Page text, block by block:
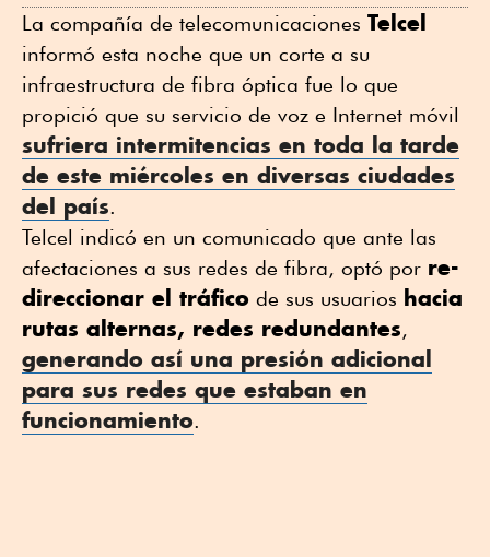
La compañía de telecomunicaciones Telcel
informó esta noche que un corte a su
infraestructura de fibra óptica fue lo que
propició que su servicio de voz e Internet móvil
sufriera intermitencias en toda la tarde
de este miércoles en diversas ciudades
del país.
Telcel indicó en un comunicado que ante las
afectaciones a sus redes de fibra, optó por re-
direccionar el tráfico de sus usuarios hacia
rutas alternas, redes redundantes,
generando así una presión adicional
para sus redes que estaban en
funcionamiento.